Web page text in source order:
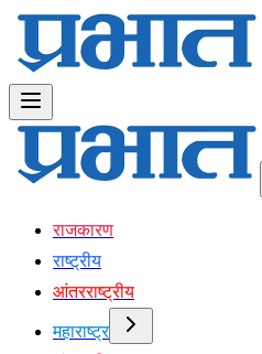
राजकारण
राष्ट्रीय
आंतरराष्ट्रीय
महाराष्ट्र